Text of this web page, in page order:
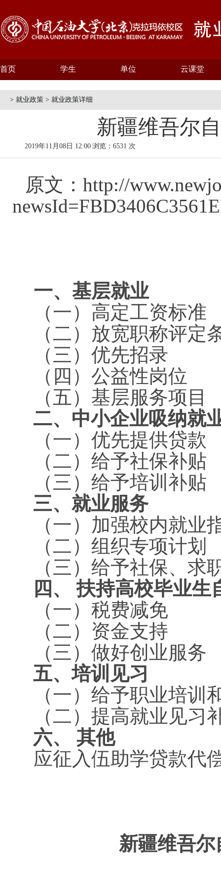
首页 学生 单位 云课堂
> 就业政策 > 就业政策详细
新疆维吾尔
2019年11月08日 12:00 浏览：6531 次
原文： http://
一、基层就业
（一）高定工资标准
（二）放宽职称评定
（三）优先招录
（四）公益性岗位
（五）基层服务项目
二、中小企业吸纳就
（一）优先提供贷款
（二）给予社保补贴
（三）给予培训补贴
三、就业服务
（一）加强校内就业
（二）组织专项计划
（三）给予社保、求
四、 扶持高校毕业生
（一）税费减免
（二）资金支持
（三）做好创业服务
五、培训见习
（一）给予职业培训
（二）提高就业见习
六、 其他
应征入伍助学贷款代
新疆维吾